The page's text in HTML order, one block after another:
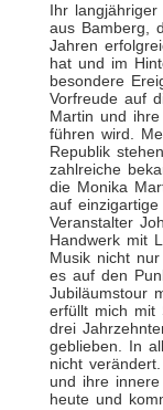
Ihr
aus Bamberg,
Jahren
hat und im
besondere
Vorfreude auf
Martin und
führen wird.
Republik
zahlreiche
die Monika
auf
Veranstalter
Handwerk mit
Musik nicht
es auf den
Jubiläumstour
erfüllt mich mit
drei
geblieben. In
nicht
und ihre
heute und